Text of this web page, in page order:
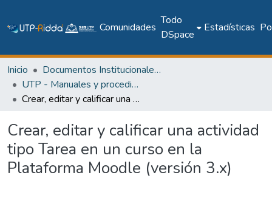
Comunidades
Todo
DSpace
Estadísticas
Inicio
Documentos Institucionales y Memoria Universitaria
UTP - Manuales y procedimientos
Crear, editar y calificar una actividad tipo Tarea en un curso en la Plataforma Moodle (versión 3.x)
Crear, editar y calificar una actividad
tipo Tarea en un curso en la
Plataforma Moodle (versión 3.x)